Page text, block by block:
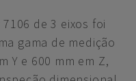
7106 de 3 eixos foi
gama de medição
Y e 600 mm em Z,